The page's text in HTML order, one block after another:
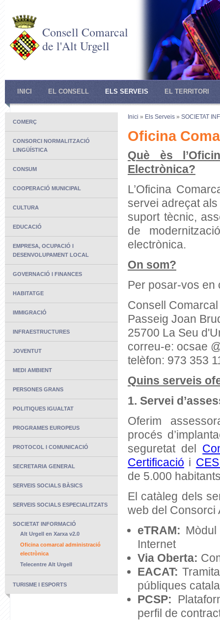
Consell Comarcal
de l'Alt Urgell
INICI EL CONSELL ELS SERVEIS EL TERRITORI
COMERÇ
CONSORCI NORMALITZACIÓ
LINGÜÍSTICA
CONSUM
COOPERACIÓ MUNICIPAL
CULTURA
EDUCACIÓ
EMPRESA, OCUPACIÓ I
DESENVOLUPAMENT LOCAL
GOVERNACIÓ I FINANCES
HABITATGE
IMMIGRACIÓ
INFRAESTRUCTURES
JOVENTUT
MEDI AMBIENT
PERSONES GRANS
POLITIQUES IGUALTAT
PROGRAMES EUROPEUS
PROTOCOL I COMUNICACIÓ
SECRETARIA GENERAL
SERVEIS SOCIALS BÀSICS
SERVEIS SOCIALS ESPECIALITZATS
SOCIETAT INFORMACIÓ
Alt Urgell en Xarxa v2.0
Oficina comarcal administració
electrònica
Telecentre Alt Urgell
TURISME I ESPORTS
Inici » Els Serveis » SOCIETAT
Oficina
Què ès
Electrònica?
L’Oficina
servei adreçat
suport tècnic,
de
electrònica.
On som?
Per posar-vos en
Consell
Passeig Joan
25700 La Seu
correu-e: ocsae
telèfon: 973 353
Quins serveis
1. Servei
Oferim
procés
seguretat del
Certificació i
de 5.000
El catàleg dels
web del Consorci
eTRAM:
Internet
Via Oberta:
EACAT:
públiques
PCSP:
perfil de